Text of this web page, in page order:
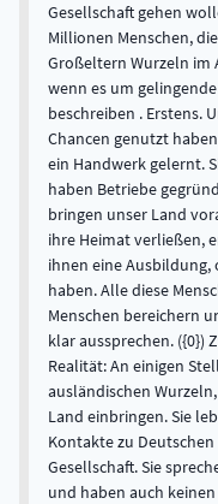
Gesellschaft gehen
Millionen Menschen,
Großeltern Wurzeln im
wenn es um
beschreiben . Erstens.
Chancen genutzt
ein Handwerk gelernt.
haben Betriebe
bringen unser Land
ihre Heimat verließen,
ihnen eine Ausbildung,
haben. Alle diese
Menschen bereichern
klar aussprechen. ({0})
Realität: An einigen
ausländischen
Land einbringen. Sie
Kontakte zu
Gesellschaft. Sie
und haben auch